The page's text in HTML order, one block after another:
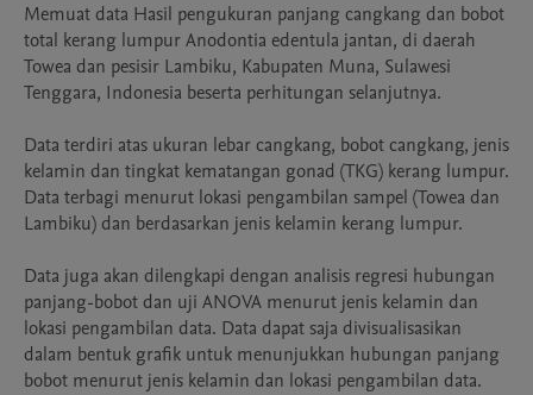
Memuat data Hasil pengukuran panjang cangkang dan bobot
total kerang lumpur Anodontia edentula jantan, di daerah
Towea dan pesisir Lambiku, Kabupaten Muna, Sulawesi
Tenggara, Indonesia beserta perhitungan selanjutnya.
Data terdiri atas ukuran lebar cangkang, bobot cangkang, jenis
kelamin dan tingkat kematangan gonad (TKG) kerang lumpur.
Data terbagi menurut lokasi pengambilan sampel (Towea dan
Lambiku) dan berdasarkan jenis kelamin kerang lumpur.
Data juga akan dilengkapi dengan analisis regresi hubungan
panjang-bobot dan uji ANOVA menurut jenis kelamin dan
lokasi pengambilan data. Data dapat saja divisualisasikan
dalam bentuk grafik untuk menunjukkan hubungan panjang
bobot menurut jenis kelamin dan lokasi pengambilan data.